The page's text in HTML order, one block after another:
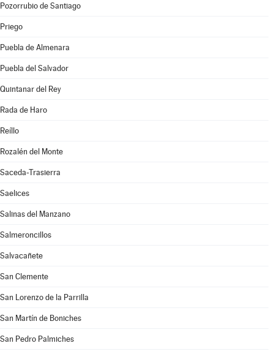
Pozorrubio de Santiago
Priego
Puebla de Almenara
Puebla del Salvador
Quintanar del Rey
Rada de Haro
Reíllo
Rozalén del Monte
Saceda-Trasierra
Saelices
Salinas del Manzano
Salmeroncillos
Salvacañete
San Clemente
San Lorenzo de la Parrilla
San Martín de Boniches
San Pedro Palmiches